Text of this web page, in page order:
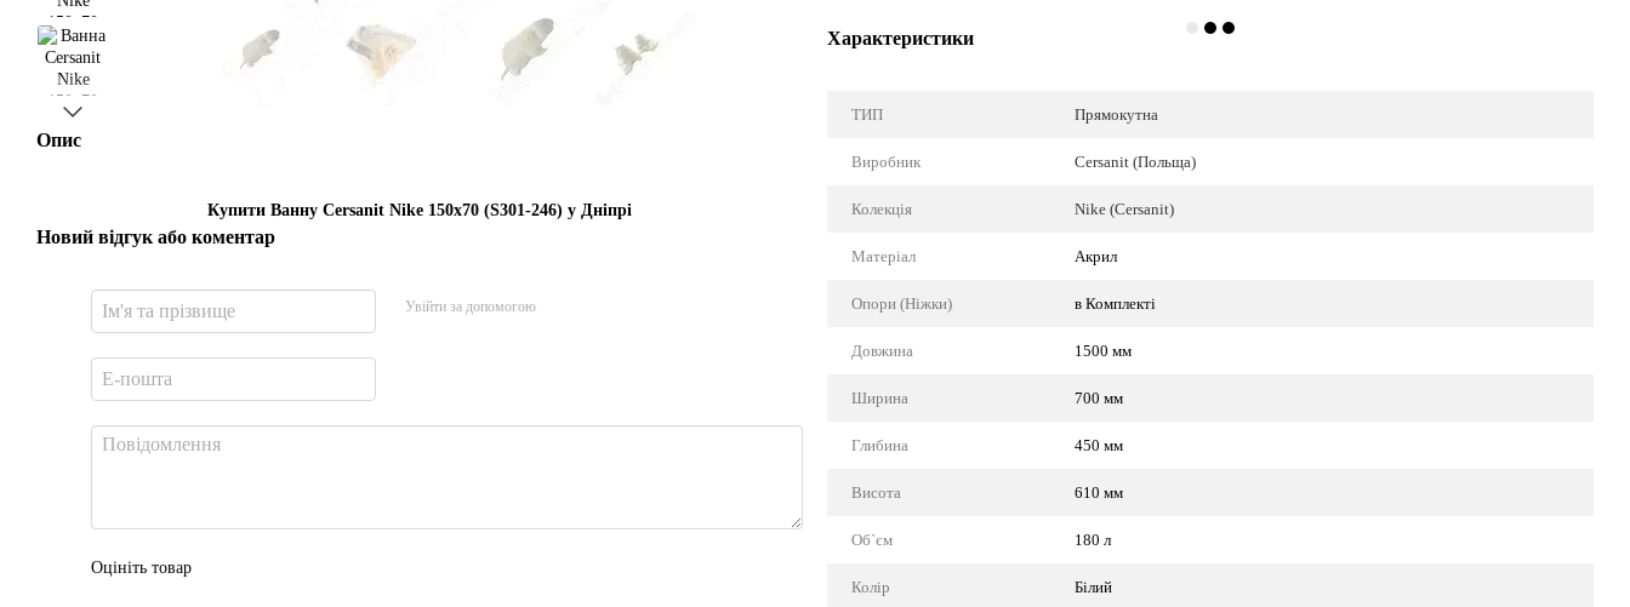
Опис
Купити Ванну Cersanit Nike 150x70 (S301-246) у Дніпрі
Новий відгук або коментар
Увійти за допомогою
Оцініть товар
Характеристики
ТИП Прямокутна
Виробник Cersanit (Польща)
Колекція Nike (Cersanit)
Матеріал Акрил
Опори (Ніжки) в Комплекті
Довжина 1500 мм
Ширина 700 мм
Глибина 450 мм
Висота 610 мм
Об`єм 180 л
Колір Білий